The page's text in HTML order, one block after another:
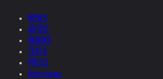
NEWS
ARTIST
WORKS
TEXTS
PRESS
Interviews